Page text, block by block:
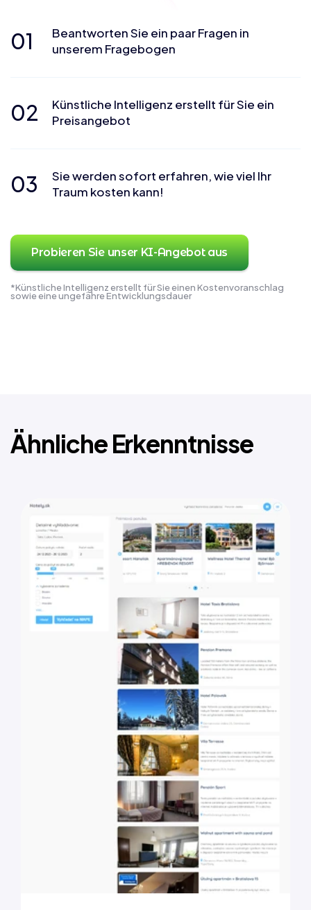
01
Beantworten Sie ein paar Fragen in
unserem Fragebogen
02
Künstliche Intelligenz erstellt für Sie ein
Preisangebot
03
Sie werden sofort erfahren, wie viel Ihr
Traum kosten kann!
Probieren Sie unser KI-Angebot aus
*Künstliche Intelligenz erstellt für Sie einen Kostenvoranschlag
sowie eine ungefähre Entwicklungsdauer
Ähnliche Erkenntnisse